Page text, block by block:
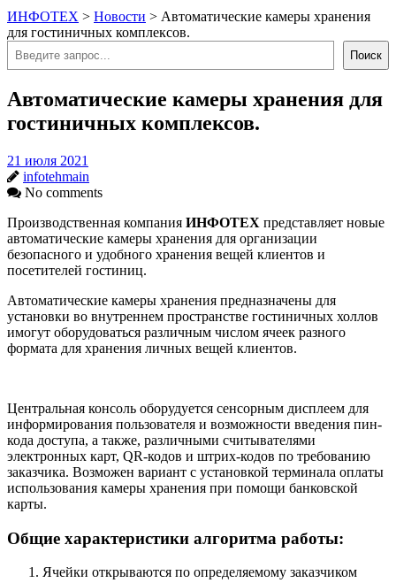
ИНФОТЕХ > Новости > Автоматические камеры хранения
для гостиничных комплексов.
Поиск
Поиск
Автоматические камеры хранения для
гостиничных комплексов.
21 июля 2021
infotehmain
No comments
Производственная компания ИНФОТЕХ представляет новые
автоматические камеры хранения для организации
безопасного и удобного хранения вещей клиентов и
посетителей гостиниц.
Автоматические камеры хранения предназначены для
установки во внутреннем пространстве гостиничных холлов
имогут оборудоваться различным числом ячеек разного
формата для хранения личных вещей клиентов.
Центральная консоль оборудуется сенсорным дисплеем для
информирования пользователя и возможности введения пин-
кода доступа, а также, различными считывателями
электронных карт, QR-кодов и штрих-кодов по требованию
заказчика. Возможен вариант с установкой терминала оплаты
использования камеры хранения при помощи банковской
карты.
Общие характеристики алгоритма работы:
Ячейки открываются по определяемому заказчиком